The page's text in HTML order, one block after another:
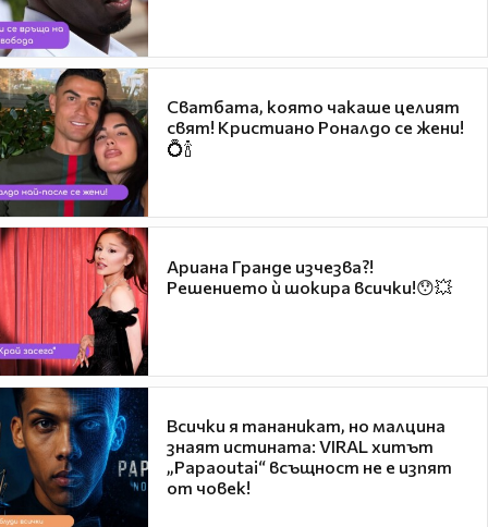
Сватбата, която чакаше целият
свят! Кристиано Роналдо се жени!
💍🍾
Ариана Гранде изчезва?!
Решението ѝ шокира всички!😯💥
Всички я тананикат, но малцина
знаят истината: VIRAL хитът
„Papaoutai“ всъщност не е изпят
от човек!